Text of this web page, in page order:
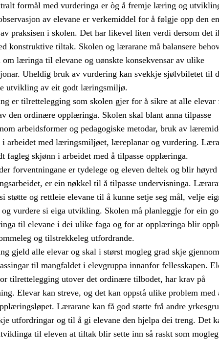
formål med vurderinga er òg å fremje læring og
av elevane er verkemiddel for å følgje opp den
praksisen i skolen. Det har likevel liten verdi dersom det
konstruktive tiltak. Skolen og lærarane må balansere
læringa til elevane og uønskte konsekvensar av ulike
Uheldig bruk av vurdering kan svekkje sjølvbiletet til
utvikling av eit godt læringsmiljø.
er tilrettelegging som skolen gjer for å sikre at alle elevar
den ordinære opplæringa. Skolen skal blant anna tilpasse
arbeidsformer og pedagogiske metodar, bruk av
i arbeidet med læringsmiljøet, læreplanar og vurdering.
fagleg skjønn i arbeidet med å tilpasse opplæringa.
forventningane er tydelege og eleven deltek og blir høyrd
er ein nøkkel til å tilpasse undervisninga.
støtte og rettleie elevane til å kunne setje seg mål, velje
og vurdere si eiga utvikling. Skolen må planleggje for ein
til elevane i dei ulike faga og for at opplæringa blir
og tilstrekkeleg utfordrande.
gjeld alle elevar og skal i størst mogleg grad skje gjennom
til mangfaldet i elevgruppa innanfor fellesskapen.
tilrettelegging utover det ordinære tilbodet, har krav på
Elevar kan streve, og det kan oppstå ulike problem med
Lærarane kan få god støtte frå andre
utfordringar og til å gi elevane den hjelpa dei treng. Det
til eleven at tiltak blir sette inn så raskt som